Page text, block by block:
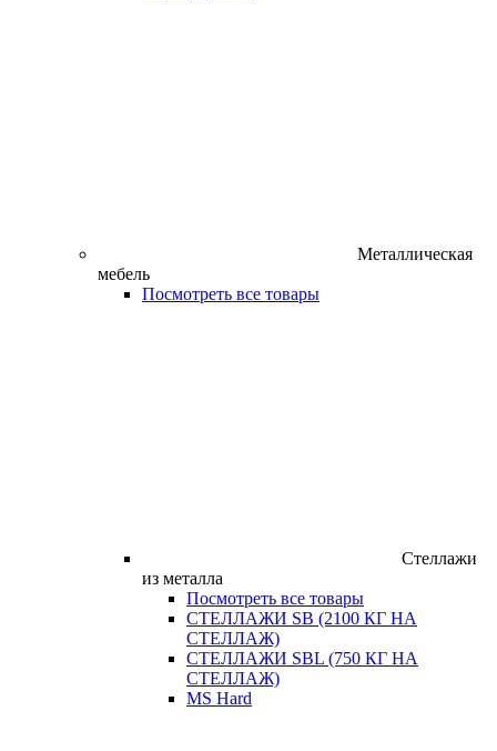
Металлическая
мебель
Посмотреть все товары
Стеллажи
из металла
Посмотреть все товары
СТЕЛЛАЖИ SB (2100 КГ НА
СТЕЛЛАЖ)
СТЕЛЛАЖИ SBL (750 КГ НА
СТЕЛЛАЖ)
MS Hard